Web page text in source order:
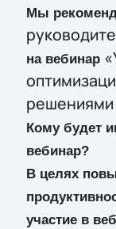
Мы
на вебинар
решениями
Кому будет
вебинар?
В целях
участие в